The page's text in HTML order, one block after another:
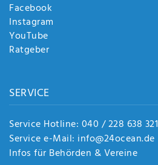
Facebook
Instagram
YouTube
Ratgeber
SERVICE
Service Hotline: 040 / 228 638 321
Service e-Mail: info@24ocean.de
Infos für Behörden & Vereine